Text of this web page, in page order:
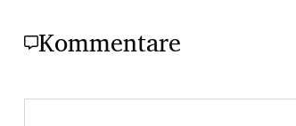
Kommentare